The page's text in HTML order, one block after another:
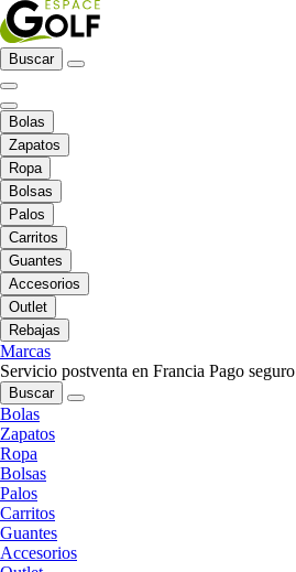
Buscar
Bolas
Zapatos
Ropa
Bolsas
Palos
Carritos
Guantes
Accesorios
Outlet
Rebajas
Marcas
Servicio postventa en Francia Pago seguro
Buscar
Bolas
Zapatos
Ropa
Bolsas
Palos
Carritos
Guantes
Accesorios